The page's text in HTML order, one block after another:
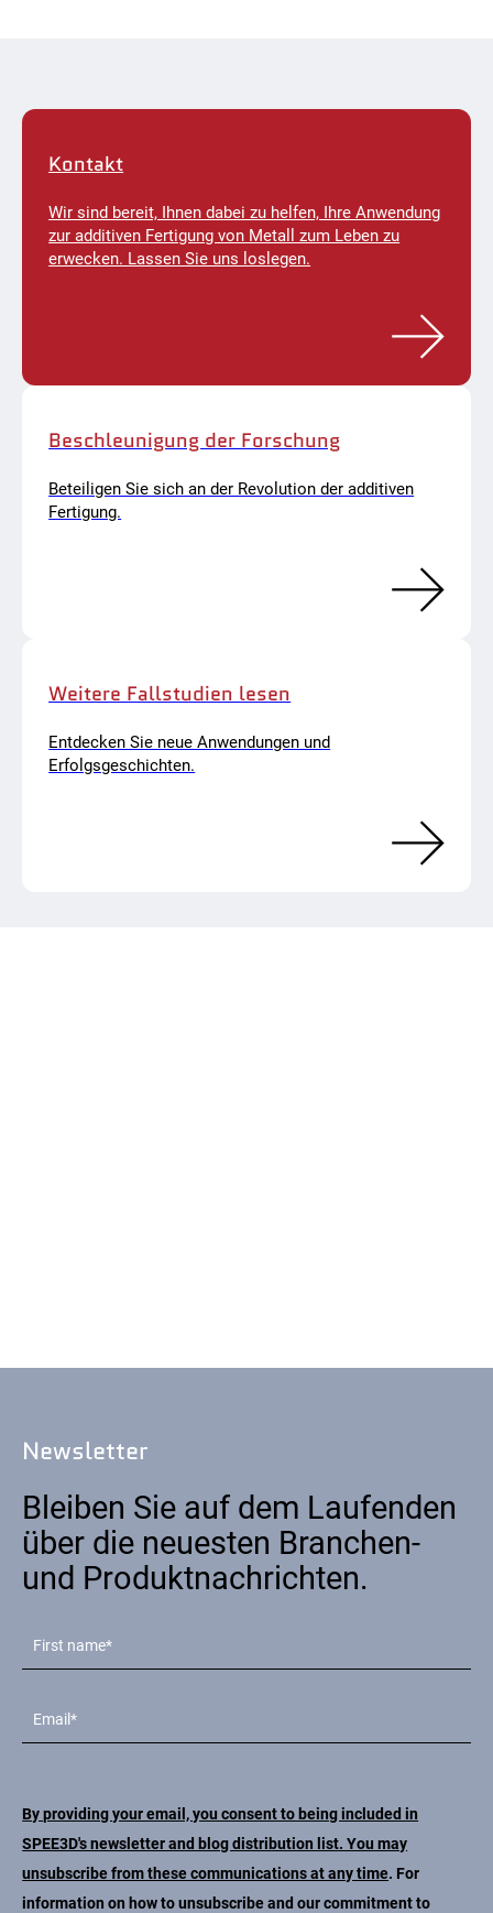
l
)s
L
L
C
Kontakt
Wir sind bereit, Ihnen dabei zu helfen, Ihre Anwendung
zur additiven Fertigung von Metall zum Leben zu
erwecken. Lassen Sie uns loslegen.
Beschleunigung der Forschung
Beteiligen Sie sich an der Revolution der additiven
Fertigung.
Weitere Fallstudien lesen
Entdecken Sie neue Anwendungen und
Erfolgsgeschichten.
Newsletter
Bleiben Sie auf dem Laufenden
über die neuesten Branchen-
und Produktnachrichten.
By providing your email, you consent to being included in
SPEE3D's newsletter and blog distribution list. You may
unsubscribe from these communications at any time. For
information on how to unsubscribe and our commitment to